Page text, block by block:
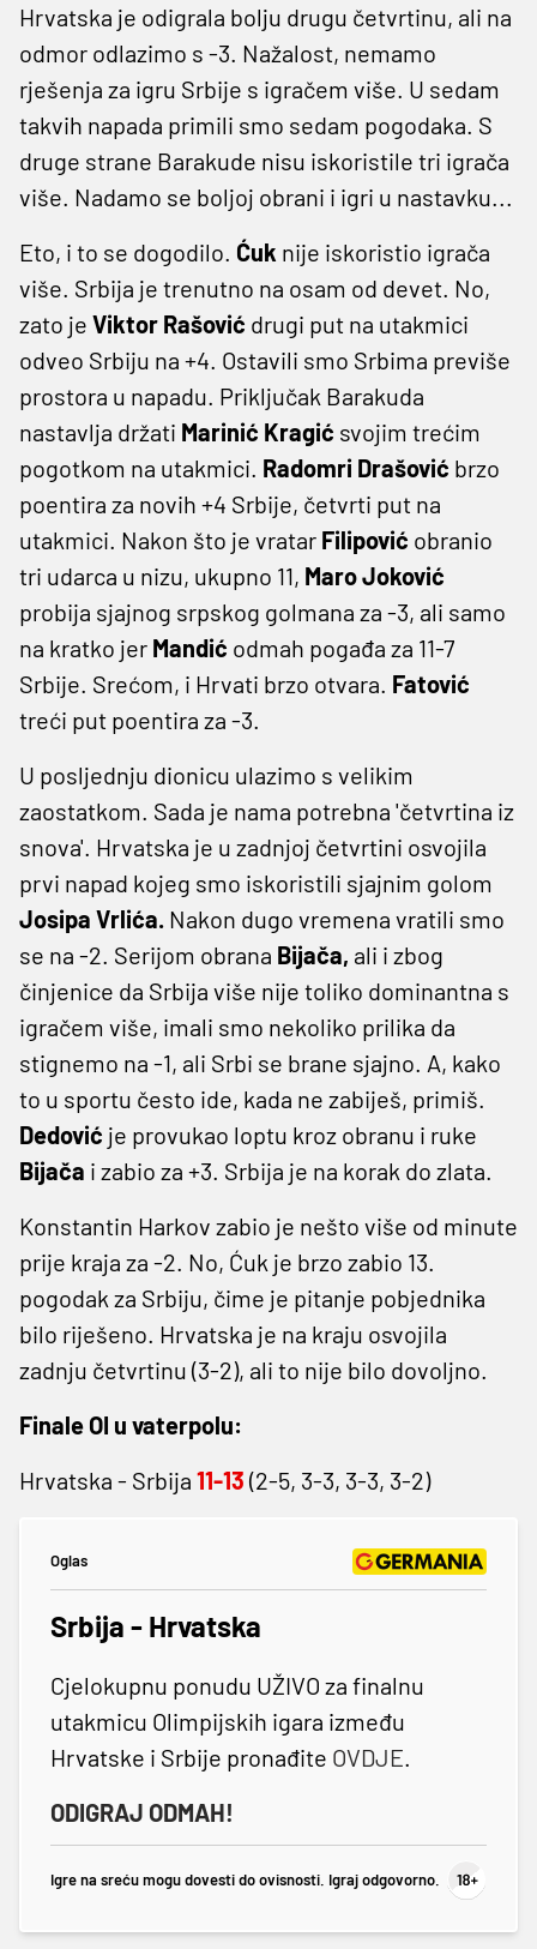
Hrvatska je odigrala bolju drugu četvrtinu, ali na
odmor odlazimo s -3. Nažalost, nemamo
rješenja za igru Srbije s igračem više. U sedam
takvih napada primili smo sedam pogodaka. S
druge strane Barakude nisu iskoristile tri igrača
više. Nadamo se boljoj obrani i igri u nastavku...
Eto, i to se dogodilo. Ćuk nije iskoristio igrača
više. Srbija je trenutno na osam od devet. No,
zato je Viktor Rašović drugi put na utakmici
odveo Srbiju na +4. Ostavili smo Srbima previše
prostora u napadu. Priključak Barakuda
nastavlja držati Marinić Kragić svojim trećim
pogotkom na utakmici. Radomri Drašović brzo
poentira za novih +4 Srbije, četvrti put na
utakmici. Nakon što je vratar Filipović obranio
tri udarca u nizu, ukupno 11, Maro Joković
probija sjajnog srpskog golmana za -3, ali samo
na kratko jer Mandić odmah pogađa za 11-7
Srbije. Srećom, i Hrvati brzo otvara. Fatović
treći put poentira za -3.
U posljednju dionicu ulazimo s velikim
zaostatkom. Sada je nama potrebna 'četvrtina iz
snova'. Hrvatska je u zadnjoj četvrtini osvojila
prvi napad kojeg smo iskoristili sjajnim golom
Josipa Vrlića. Nakon dugo vremena vratili smo
se na -2. Serijom obrana Bijača, ali i zbog
činjenice da Srbija više nije toliko dominantna s
igračem više, imali smo nekoliko prilika da
stignemo na -1, ali Srbi se brane sjajno. A, kako
to u sportu često ide, kada ne zabiješ, primiš.
Dedović je provukao loptu kroz obranu i ruke
Bijača i zabio za +3. Srbija je na korak do zlata.
Konstantin Harkov zabio je nešto više od minute
prije kraja za -2. No, Ćuk je brzo zabio 13.
pogodak za Srbiju, čime je pitanje pobjednika
bilo riješeno. Hrvatska je na kraju osvojila
zadnju četvrtinu (3-2), ali to nije bilo dovoljno.
Finale OI u vaterpolu:
Hrvatska - Srbija 11-13 (2-5, 3-3, 3-3, 3-2)
Oglas
Srbija - Hrvatska
Cjelokupnu ponudu UŽIVO za finalnu
utakmicu Olimpijskih igara između
Hrvatske i Srbije pronađite OVDJE.
ODIGRAJ ODMAH!
Igre na sreću mogu dovesti do ovisnosti. Igraj odgovorno.